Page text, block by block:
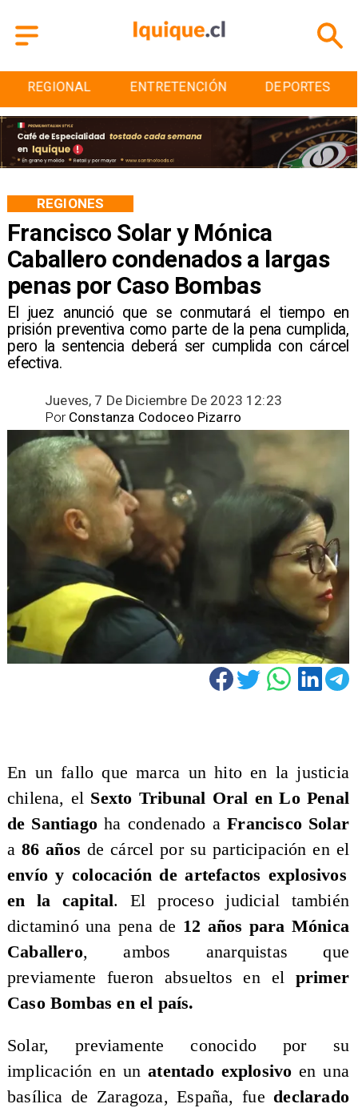
REGIONAL ENTRETENCIÓN DEPORTES
Francisco Solar y Mónica
Caballero condenados a largas
penas por Caso Bombas
El juez anunció que se conmutará el tiempo en
prisión preventiva como parte de la pena cumplida,
pero la sentencia deberá ser cumplida con cárcel
efectiva.
REGIONES
Jueves, 7 De Diciembre De 2023 12:23
Constanza Codoceo Pizarro
Por
En un fallo que marca un hito en la justicia
chilena, el Sexto Tribunal Oral en Lo Penal
de Santiagoha condenado aFrancisco Solar
a 86 años de cárcel por su participación en el
envío y colocación de artefactos explosivos
en la capital. El proceso judicial también
dictaminó una pena de 12 años para Mónica
Caballero, ambos anarquistas que
previamente fueron absueltos en el primer
Caso Bombas en el país.
​Solar, previamente conocido por su
implicación en unatentado explosivo en una
basílica de Zaragoza, España, fue declarado